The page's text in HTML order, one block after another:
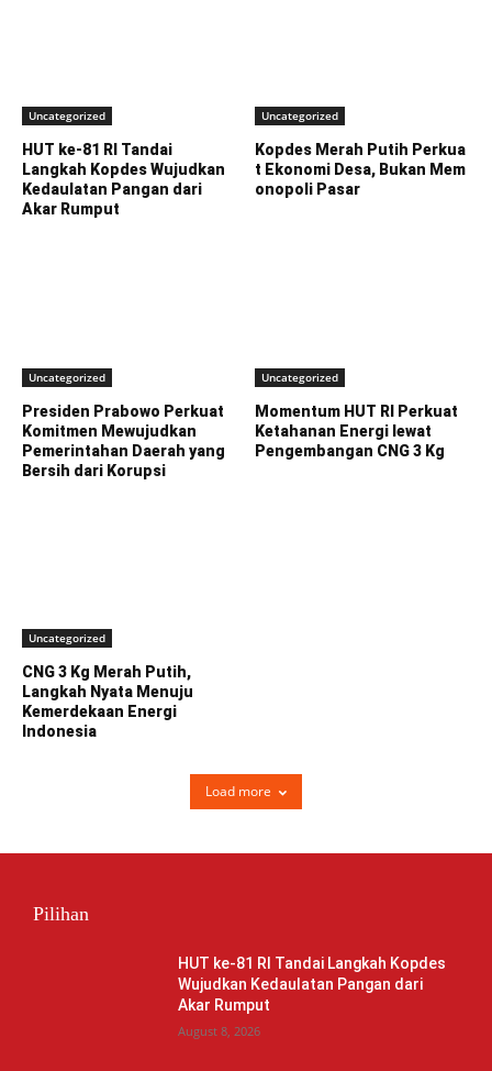
Uncategorized
HUT ke-81 RI Tandai
Langkah Kopdes Wujudkan
Kedaulatan Pangan dari
Akar Rumput
Uncategorized
Kopdes Merah Putih Perkua
t Ekonomi Desa, Bukan Mem
onopoli Pasar
Uncategorized
Presiden Prabowo Perkuat
Komitmen Mewujudkan
Pemerintahan Daerah yang
Bersih dari Korupsi
Uncategorized
Momentum HUT RI Perkuat
Ketahanan Energi lewat
Pengembangan CNG 3 Kg
Uncategorized
CNG 3 Kg Merah Putih,
Langkah Nyata Menuju
Kemerdekaan Energi
Indonesia
Load more
Pilihan
HUT ke-81 RI Tandai Langkah Kopdes
Wujudkan Kedaulatan Pangan dari
Akar Rumput
August 8, 2026